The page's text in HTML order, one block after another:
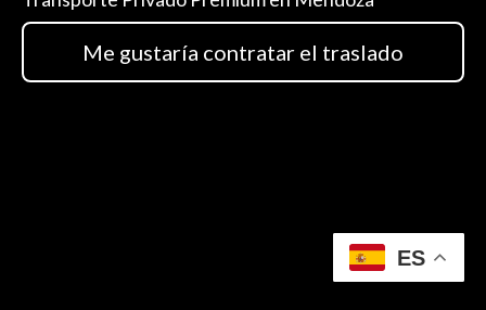
Me gustaría contratar el traslado
ES